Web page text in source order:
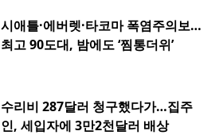
시애틀·에버렛·타코마 폭염주의보…
최고 90도대, 밤에도 ‘찜통더위’
수리비 287달러 청구했다가…집주
인, 세입자에 3만2천달러 배상